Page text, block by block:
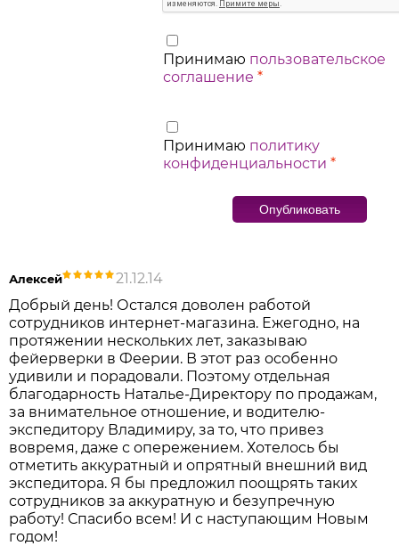
Принимаю пользовательское
соглашение *
Принимаю политику
конфиденциальности *
Алексей
21.12.14
Добрый день! Остался доволен работой
сотрудников интернет-магазина. Ежегодно, на
протяжении нескольких лет, заказываю
фейерверки в Феерии. В этот раз особенно
удивили и порадовали. Поэтому отдельная
благодарность Наталье-Директору по продажам,
за внимательное отношение, и водителю-
экспедитору Владимиру, за то, что привез
вовремя, даже с опережением. Хотелось бы
отметить аккуратный и опрятный внешний вид
экспедитора. Я бы предложил поощрять таких
сотрудников за аккуратную и безупречную
работу! Спасибо всем! И с наступающим Новым
годом!